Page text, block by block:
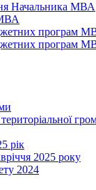
Начальника МВА
програм
програм
рік
2025 року
2024